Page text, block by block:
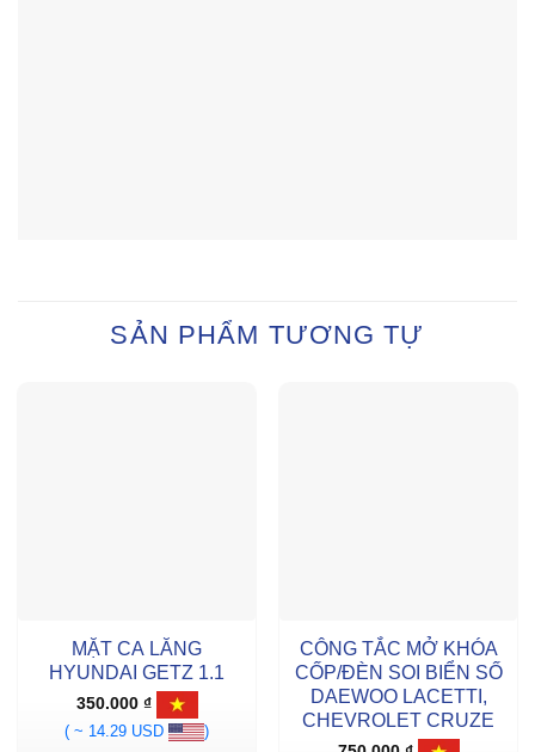
SẢN PHẨM TƯƠNG TỰ
MẶT CA LĂNG
HYUNDAI GETZ 1.1
350.000 ₫
( ~ 14.29 USD
)
CÔNG TẮC MỞ KHÓA
CỐP/ĐÈN SOI BIỂN SỐ
DAEWOO LACETTI,
CHEVROLET CRUZE